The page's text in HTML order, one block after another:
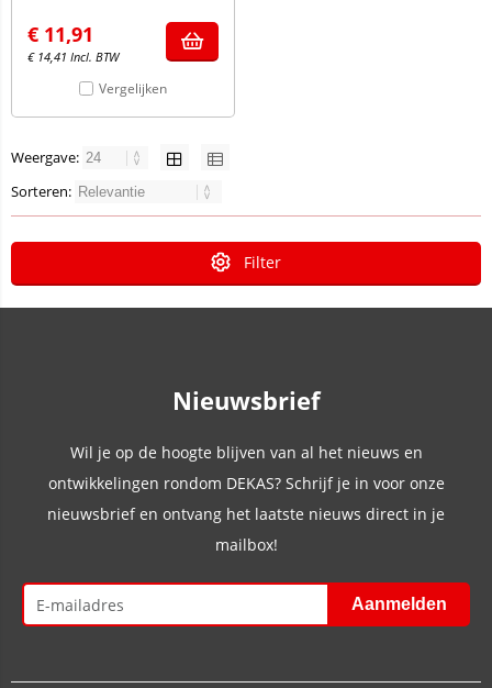
€ 11,91
€ 14,41 Incl. BTW
Vergelijken
Weergave:
Sorteren:
Filter
Nieuwsbrief
Wil je op de hoogte blijven van al het nieuws en
ontwikkelingen rondom DEKAS? Schrijf je in voor onze
nieuwsbrief en ontvang het laatste nieuws direct in je
mailbox!